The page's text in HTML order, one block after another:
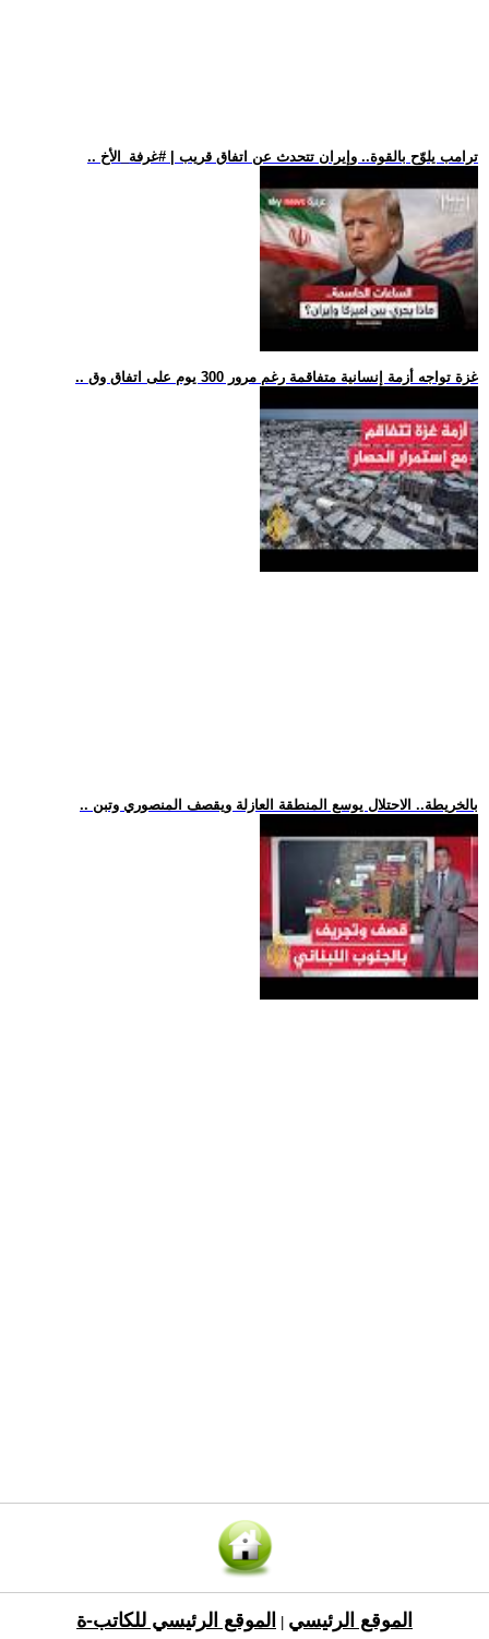
.. ترامب يلوّح بالقوة.. وإيران تتحدث عن اتفاق قريب | #غرفة_الأخ
.. غزة تواجه أزمة إنسانية متفاقمة رغم مرور 300 يوم على اتفاق وق
.. بالخريطة.. الاحتلال يوسع المنطقة العازلة ويقصف المنصوري وتبن
الموقع الرئيسي الموقع الرئيسي للكاتب-ة